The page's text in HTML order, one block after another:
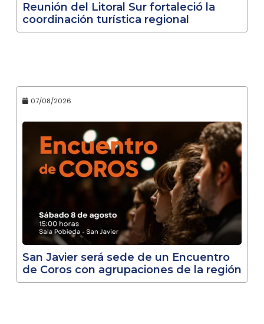
Reunión del Litoral Sur fortaleció la
coordinación turística regional
07/08/2026
San Javier será sede de un Encuentro
de Coros con agrupaciones de la región